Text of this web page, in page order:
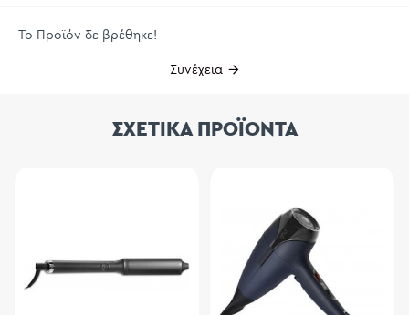
Το Προϊόν δε βρέθηκε!
Συνέχεια
ΣΧΕΤΙΚΑ ΠΡΟΪΟΝΤΑ